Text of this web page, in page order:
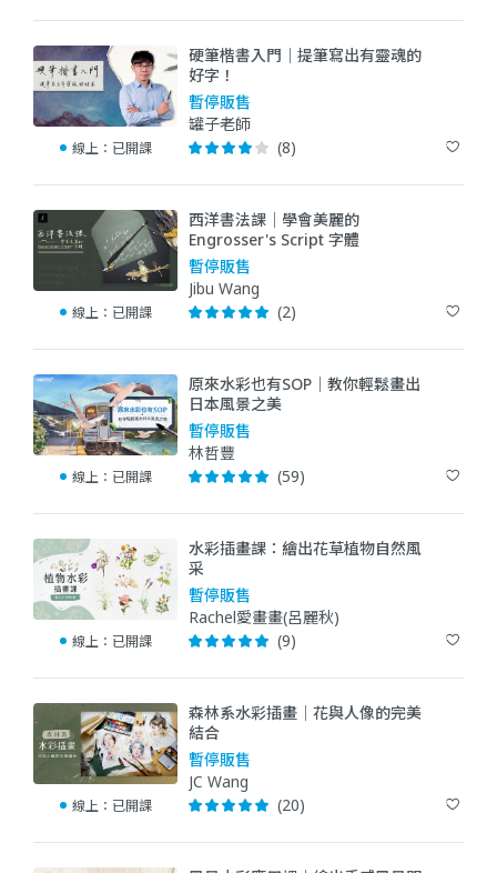
線上： 已開課
硬筆楷書入門｜提筆寫出有靈魂的
好字！
暫停販售
罐子老師
(8)
線上： 已開課
西洋書法課｜學會美麗的
Engrosser's Script 字體
暫停販售
Jibu Wang
(2)
線上： 已開課
原來水彩也有SOP｜教你輕鬆畫出
日本風景之美
暫停販售
林哲豐
(59)
線上： 已開課
水彩插畫課：繪出花草植物自然風
采
暫停販售
Rachel愛畫畫(呂麗秋)
(9)
線上： 已開課
森林系水彩插畫｜花與人像的完美
結合
暫停販售
JC Wang
(20)